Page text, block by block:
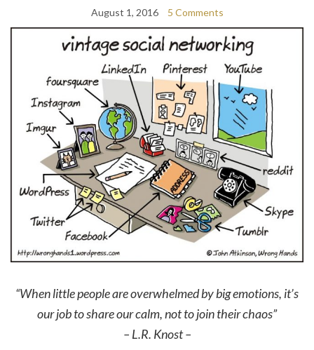
August 1, 2016 5 Comments
“When little people are overwhelmed by big emotions, it’s
our job to share our calm, not to join their chaos”
– L.R. Knost –